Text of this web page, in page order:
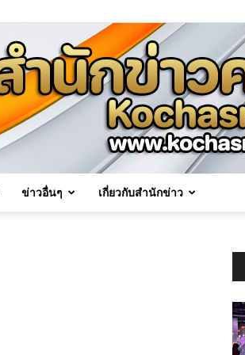
ข่าวอื่นๆ เกี่ยวกับสำนักข่าว